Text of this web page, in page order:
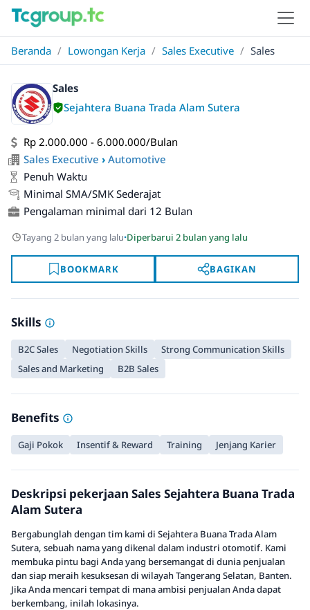
Beranda / Lowongan Kerja / Sales Executive / Sales
Sales
Sejahtera Buana Trada Alam Sutera
Rp 2.000.000 - 6.000.000/Bulan
Sales Executive › Automotive
Penuh Waktu
Minimal SMA/SMK Sederajat
Pengalaman minimal dari 12 Bulan
Tayang 2 bulan yang lalu·Diperbarui 2 bulan yang lalu
BOOKMARK BAGIKAN
Skills
B2C Sales Negotiation Skills
Strong Communication Skills
Sales and Marketing
B2B Sales
Benefits
Gaji Pokok Insentif & Reward Training Jenjang Karier
Deskripsi pekerjaan Sales Sejahtera Buana Trada
Alam Sutera
Bergabunglah dengan tim kami di Sejahtera Buana Trada Alam
Sutera, sebuah nama yang dikenal dalam industri otomotif. Kami
membuka pintu bagi Anda yang bersemangat di dunia penjualan
dan siap meraih kesuksesan di wilayah Tangerang Selatan, Banten.
Jika Anda mencari tempat di mana ambisi penjualan Anda dapat
berkembang, inilah lokasinya.